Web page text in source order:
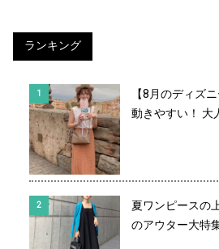
ランキング
【8月のディズ
動きやすい！ 大
夏ワンピースの
のアウター大特